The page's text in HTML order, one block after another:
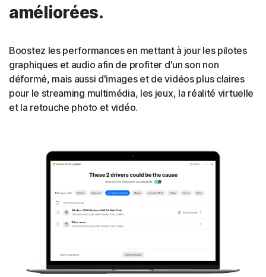
améliorées.
Boostez les performances en mettant à jour les pilotes
graphiques et audio afin de profiter d'un son non
déformé, mais aussi d'images et de vidéos plus claires
pour le streaming multimédia, les jeux, la réalité virtuelle
et la retouche photo et vidéo.